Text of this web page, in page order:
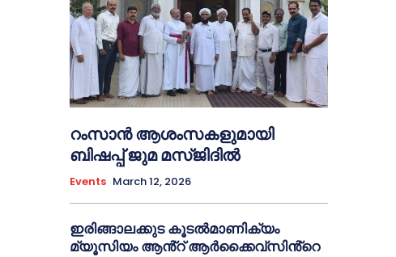
റംസാൻ ആശംസകളുമായി
ബിഷപ്പ് ജുമ മസ്ജിദിൽ
Events March 12, 2026
ഇരിങ്ങാലക്കുട കൂടൽമാണിക്യം
മ്യൂസിയം ആൻ്റ് ആർക്കൈവ്സിൻ്റെ